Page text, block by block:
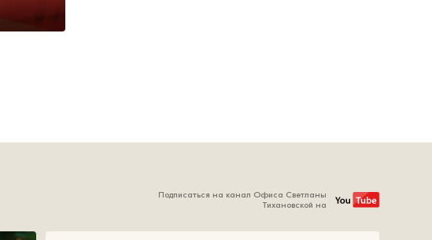
Подписаться на канал Офиса Светланы
Тихановской на